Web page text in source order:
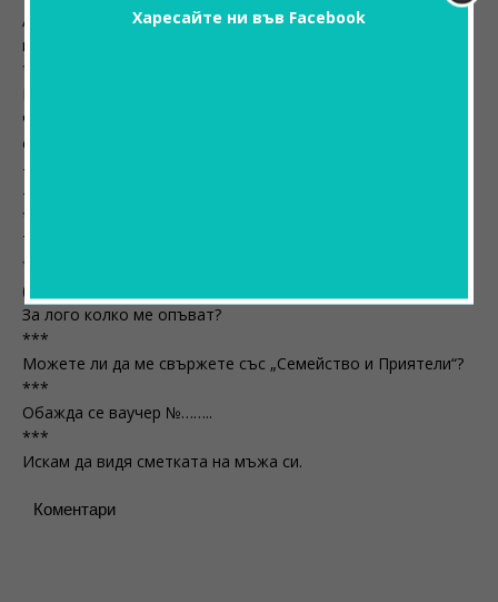
Аз си го изпращам на български, а братовчед ми го
получава на португалски!
***
четириъгълник и вътре има триъгълник с две черти, дет’
са събират по средата.
– Прилича ли Ви на писмо?
– Баш шъ’й писмо, ша знаиш!
***
Тука съблюдавам, че срока на годност на мойта карта е…
***
(adsbygoogle = window.adsbygoogle || []).push({});
За лого колко ме опъват?
***
Можете ли да ме свържете със „Семейство и Приятели“?
***
Обажда се ваучер №……..
***
Искам да видя сметката на мъжа си.
Коментари
Харесайте ни във Facebook